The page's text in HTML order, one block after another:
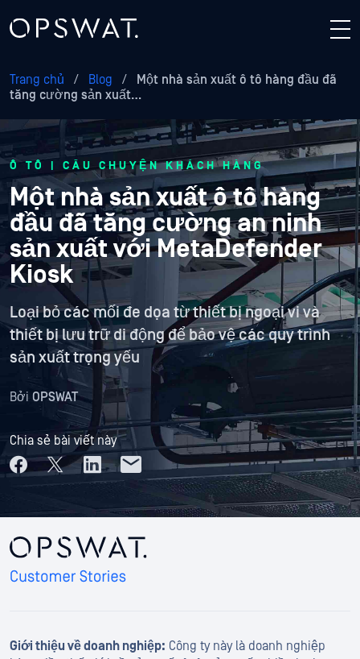
Trang chủ / Blog /
Một nhà sản xuất ô tô hàng đầu đã
tăng cường sản xuất…
Ô TÔ | CÂU CHUYỆN KHÁCH HÀNG
Một nhà sản xuất ô tô hàng
đầu đã tăng cường an ninh
sản xuất với MetaDefender
Kiosk
Loại bỏ các mối đe dọa từ thiết bị ngoại vi và
thiết bị lưu trữ di động để bảo vệ các quy trình
sản xuất trọng yếu
Bởi OPSWAT
Chia sẻ bài viết này
Giới thiệu về doanh nghiệp: Công ty này là doanh nghiệp